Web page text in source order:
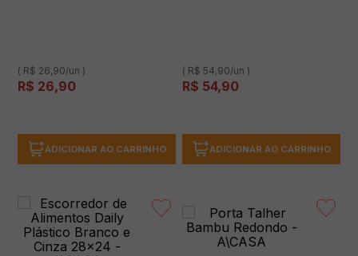
( R$ 26,90/un )
R$ 26,90
ADICIONAR AO CARRINHO
( R$ 54,90/un )
R$ 54,90
ADICIONAR AO CARRINHO